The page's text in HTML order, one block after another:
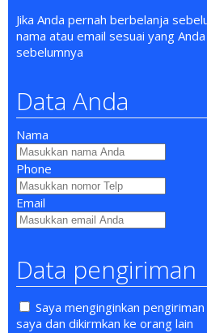
Jika Anda pernah berbelanja
nama atau email sesuai yang
sebelumnya
Data Anda
Nama
Phone
Email
Data pengiriman
Saya menginginkan
saya dan dikirmkan ke orang lain